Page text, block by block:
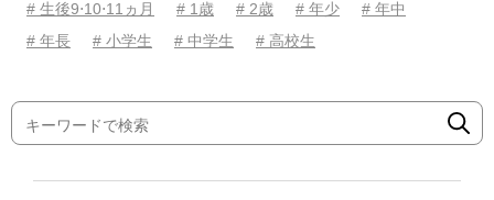
# 生後9⋅10⋅11ヵ月
# 1歳 # 2歳 # 年少
# 年中
# 年長
# 小学生 # 中学生 # 高校生